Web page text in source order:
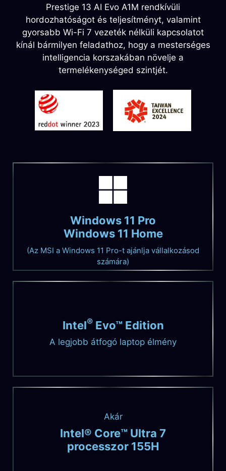
Prestige 13 AI Evo A1M rendkívüli
hordozhatóságot és teljesítményt, valamint
gyorsabb Wi-Fi 7 vezeték nélküli kapcsolatot
kínál bármilyen feladathoz, hogy a mesterséges
intelligencia korszakában növelje a
termelékenységed szintjét.
Windows 11 Pro
Windows 11 Home
(Az MSI a Windows 11 Pro-t ajánlja vállalkozásod
számára)
Intel®Evo™ Edition
A legjobb átfogó laptop élmény
Akár
Intel® Core™ Ultra 7
processzor 155H